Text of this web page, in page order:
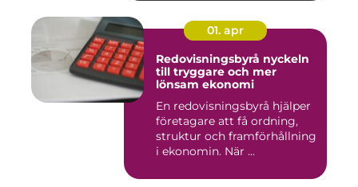
01. apr
Redovisningsbyrå nyckeln
till tryggare och mer
lönsam ekonomi
En redovisningsbyrå hjälper
företagare att få ordning,
struktur och framförhållning
i ekonomin. När ...